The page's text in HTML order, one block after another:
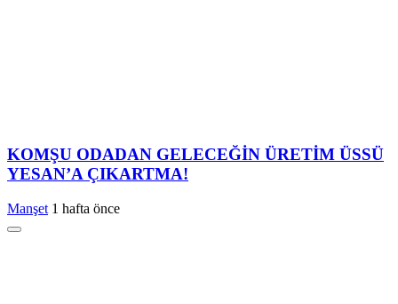
KOMŞU ODADAN GELECEĞİN ÜRETİM ÜSSÜ
YESAN’A ÇIKARTMA!
Manşet 1 hafta önce